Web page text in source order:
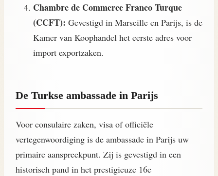
Chambre de Commerce Franco Turque
(CCFT): Gevestigd in Marseille en Parijs, is de
Kamer van Koophandel het eerste adres voor
import exportzaken.
De Turkse ambassade in Parijs
Voor consulaire zaken, visa of officiële
vertegenwoordiging is de ambassade in Parijs uw
primaire aanspreekpunt. Zij is gevestigd in een
historisch pand in het prestigieuze 16e